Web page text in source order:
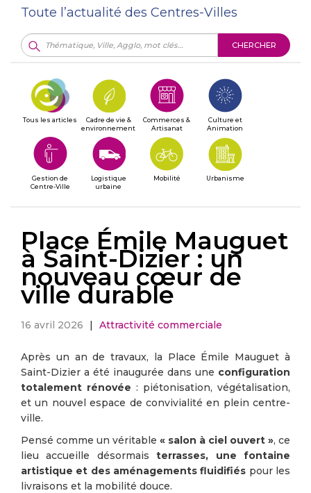
Toute l’actualité des Centres-Villes
CHERCHER
Tous les articles
Cadre de vie &
environnement
Commerces &
Artisanat
Culture et
Animation
Gestion de
Centre-Ville
Logistique
urbaine
Mobilité Urbanisme
Place Émile Mauguet
à Saint-Dizier : un
nouveau cœur de
ville durable
16 avril 2026 | Attractivité commerciale
Après un an de travaux, la Place Émile Mauguet à
Saint-Dizier a été inaugurée dans une configuration
totalement rénovée : piétonisation, végétalisation,
et un nouvel espace de convivialité en plein centre-
ville.
Pensé comme un véritable « salon à ciel ouvert », ce
lieu accueille désormaisterrasses, une fontaine
artistique et des aménagements fluidifiés pour les
livraisons et la mobilité douce.